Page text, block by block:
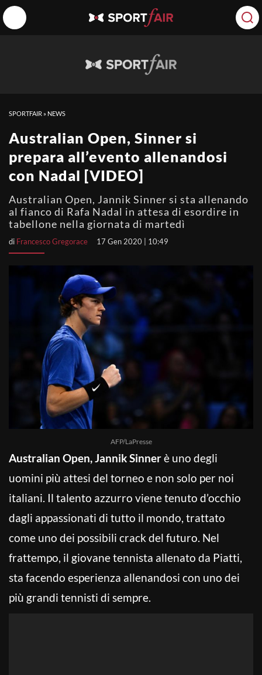
SPORTFAIR » NEWS
Australian Open, Sinner si
prepara all’evento allenandosi
con Nadal [VIDEO]
Australian Open, Jannik Sinner si sta allenando
al fianco di Rafa Nadal in attesa di esordire in
tabellone nella giornata di martedì
di Francesco Gregorace 17 Gen 2020 | 10:49
AFP/LaPresse
Australian Open, Jannik Sinnerè uno degli
uomini più attesi del torneo e non solo per noi
italiani. Il talento azzurro viene tenuto d’occhio
dagli appassionati di tutto il mondo, trattato
come uno dei possibili crack del futuro. Nel
frattempo, il giovane tennista allenato da Piatti,
sta facendo esperienza allenandosi con uno dei
più grandi tennisti di sempre.